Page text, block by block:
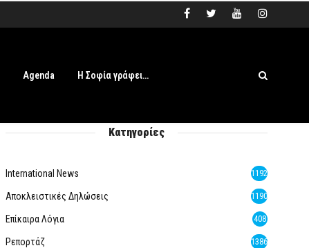
Agenda Η Σοφία γράφει…
Κατηγορίες
International News 1192
Αποκλειστικές Δηλώσεις 1190
Επίκαιρα Λόγια 408
Ρεπορτάζ 1386